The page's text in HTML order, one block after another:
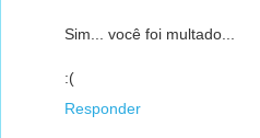
Sim... você foi multado...
:(
Responder